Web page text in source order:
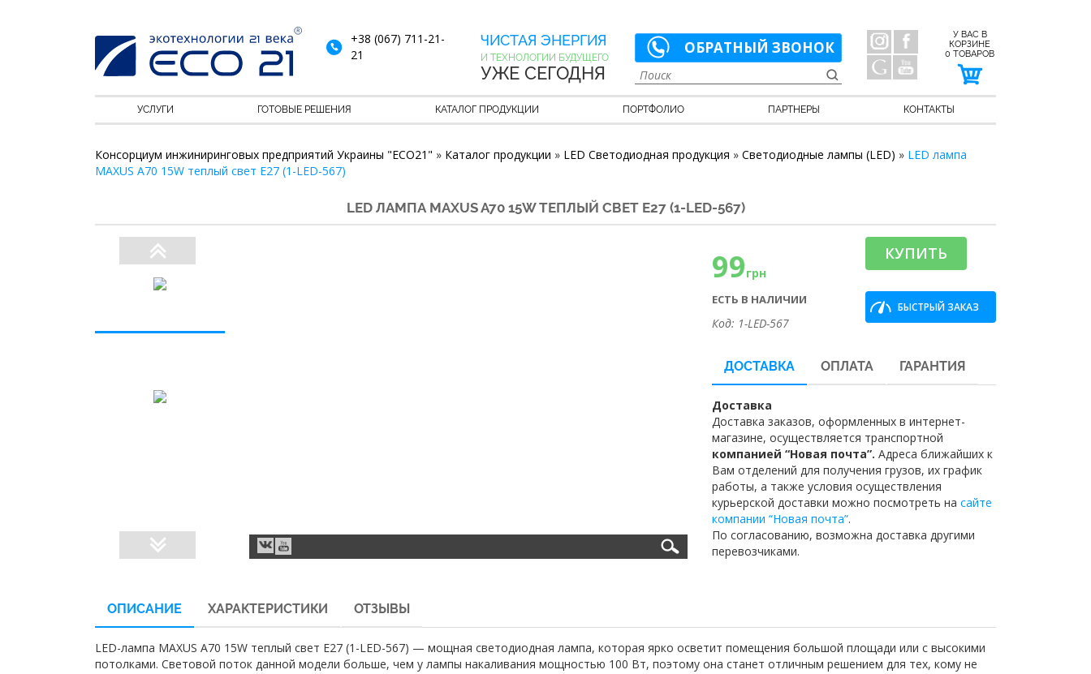
+38 (067) 711-21-
21
ЧИСТАЯ ЭНЕРГИЯ
И ТЕХНОЛОГИИ БУДУЩЕГО
УЖЕ СЕГОДНЯ
ОБРАТНЫЙ ЗВОНОК
У ВАС В
КОРЗИНЕ
0 ТОВАРОВ
УСЛУГИ ГОТОВЫЕ РЕШЕНИЯ КАТАЛОГ ПРОДУКЦИИ ПОРТФОЛИО ПАРТНЕРЫ КОНТАКТЫ
Консорциум инжиниринговых предприятий Украины "ECO21" » Каталог продукции » LED Светодиодная продукция » Светодиодные лампы (LED) » LED лампа
MAXUS A70 15W теплый свет E27 (1-LED-567)
LED ЛАМПА MAXUS A70 15W ТЕПЛЫЙ СВЕТ E27 (1-LED-567)
99грн
ЕСТЬ В НАЛИЧИИ
Код: 1-LED-567
КУПИТЬ
БЫСТРЫЙ ЗАКАЗ
ДОСТАВКА ОПЛАТА ГАРАНТИЯ
Доставка
Доставка заказов, оформленных в интернет-
магазине, осуществляется транспортной
компанией “Новая почта”. Адреса ближайших к
Вам отделений для получения грузов, их график
работы, а также условия осуществления
курьерской доставки можно посмотреть на сайте
компании “Новая почта”.
По согласованию, возможна доставка другими
перевозчиками.
ОПИСАНИЕ ХАРАКТЕРИСТИКИ ОТЗЫВЫ
LED-лампа MAXUS A70 15W теплый свет E27 (1-LED-567) — мощная светодиодная лампа, которая ярко осветит помещения большой площади или с высокими
потолками. Световой поток данной модели больше, чем у лампы накаливания мощностью 100 Вт, поэтому она станет отличным решением для тех, кому не